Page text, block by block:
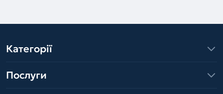
Категорії
Послуги